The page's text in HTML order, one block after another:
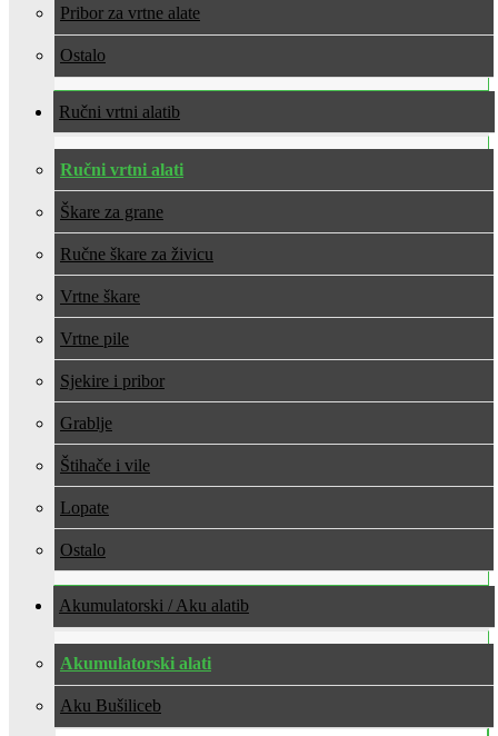
Pribor za vrtne alate
Ostalo
Ručni vrtni alati
Ručni vrtni alati
Škare za grane
Ručne škare za živicu
Vrtne škare
Vrtne pile
Sjekire i pribor
Grablje
Štihače i vile
Lopate
Ostalo
Akumulatorski / Aku alati
Akumulatorski alati
Aku Bušilice